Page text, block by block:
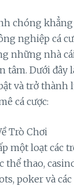
chóng
nghiệp cá
những nhà
tâm. Dưới đây
và trở thành
cá cược:
Trò Chơi
một loạt các
thể thao,
poker và